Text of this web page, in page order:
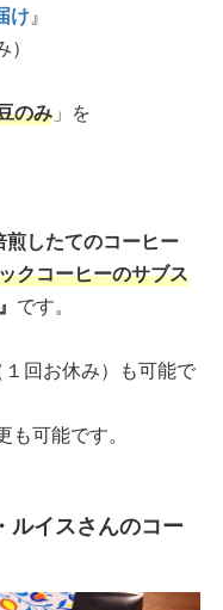
け』
のみ 」を
煎したてのコーヒー
クコーヒーのサブス
です。
回お休み）も可能で
可能です。
ルイスさんのコー